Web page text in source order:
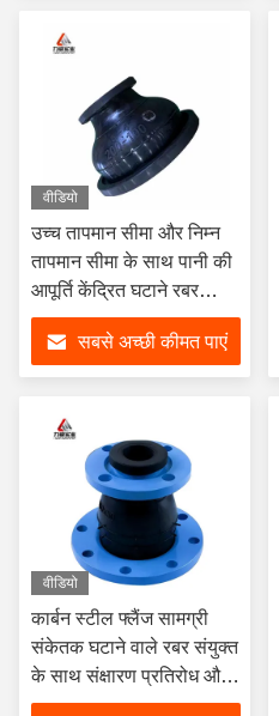
वीडियो
उच्च तापमान सीमा और निम्न
तापमान सीमा के साथ पानी की
आपूर्ति केंद्रित घटाने रबर
संयुक्त -15C 115C
सबसे अच्छी कीमत पाएं
वीडियो
कार्बन स्टील फ्लैंज सामग्री
संकेतक घटाने वाले रबर संयुक्त
के साथ संक्षारण प्रतिरोध और
शोर में कमी की गारंटी